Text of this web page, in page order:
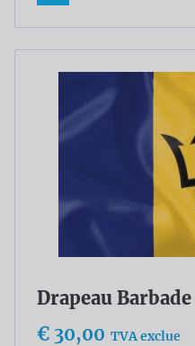
Drapeau Barbade
€ 30,00 TVA exclue